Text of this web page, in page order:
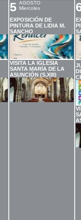
5 AGOSTO
Miercoles
EXPOSICIÓN DE
PINTURA DE LIDIA M.
SANCHO
VISITA LA IGLESIA
SANTA MARÍA DE LA
ASUNCIÓN (S.XIII)